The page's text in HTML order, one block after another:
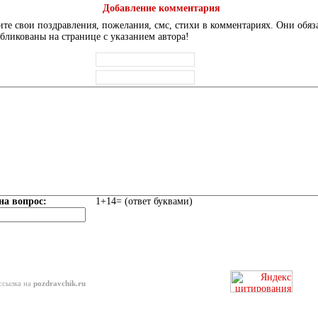
Добавление комментария
свои поздравления, пожелания, смс, стихи в комментариях. Они
на странице с указанием автора!
вопрос: 1+14= (ответ буквами)
на pozdravchik.ru